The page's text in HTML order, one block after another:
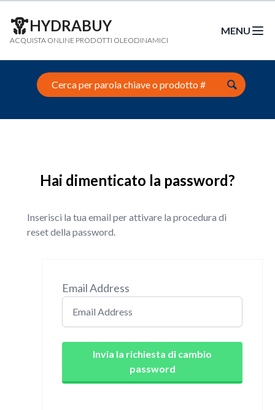
HYDRABUY
ACQUISTA ONLINE PRODOTTI OLEODINAMICI
MENU
Open
Search this site
Hai dimenticato la password?
Inserisci la tua email per attivare la procedura di
reset della password.
Email Address
Invia la richiesta di cambio
password